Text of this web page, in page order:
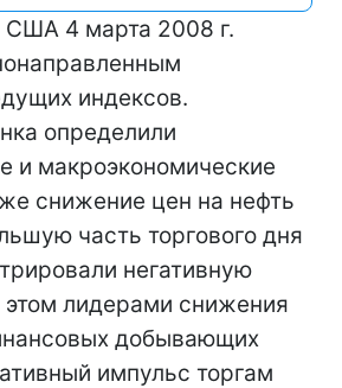
США 4 марта 2008 г.
индексов.
определили
и макроэкономические
снижение цен на нефть
часть торгового дня
негативную
лидерами снижения
добывающих
импульс торгам